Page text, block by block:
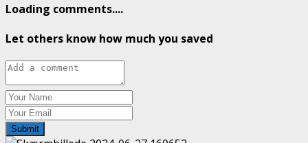
Loading comments....
Let others know how much you saved
Submit